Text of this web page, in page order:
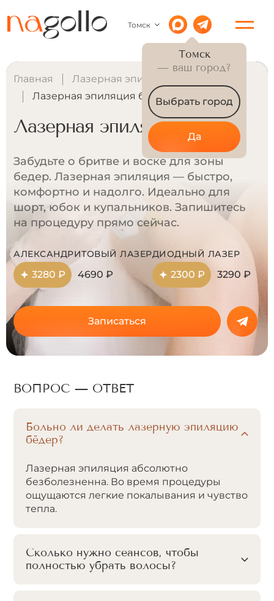
Томск
Томск
— ваш город?
Выбрать город
Да
Главная
Лазерная эпиляция для женщин
Лазерная эпиляция бедер
Лазерная эпиляция бедер
Забудьте о бритве и воске для зоны
бедер. Лазерная эпиляция — быстро,
комфортно и надолго. Идеально для
шорт, юбок и купальников. Запишитесь
на процедуру прямо сейчас.
АЛЕКСАНДРИТОВЫЙ ЛАЗЕР
3280 ₽ 4690 ₽
ДИОДНЫЙ ЛАЗЕР
2300 ₽ 3290 ₽
Записаться
ВОПРОС — ОТВЕТ
Больно ли делать лазерную эпиляцию
бёдер?
Лазерная эпиляция абсолютно
безболезненна. Во время процедуры
ощущаются легкие покалывания и чувство
тепла.
Сколько нужно сеансов, чтобы
полностью убрать волосы?